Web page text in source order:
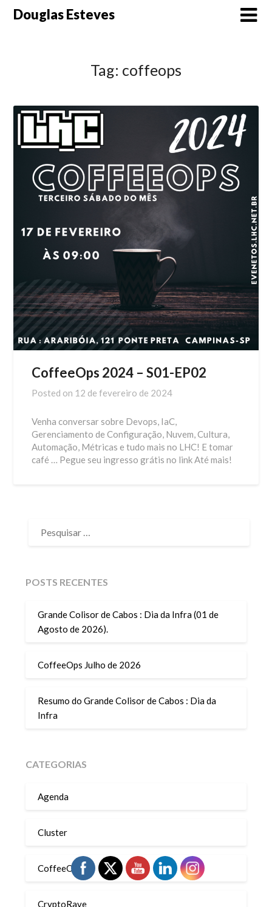
SkipDouglas Esteves
Tag: coffeops
CoffeeOps 2024 – S01-EP02
Posted on 12 de fevereiro de 2024
Venha conversar sobre Devops, IaC,
Gerenciamento de Configuração, Nuvem, Cultura,
Automação, Métricas e tudo mais no LHC! E tomar
café … Pegue seu ingresso grátis no link Até mais!
POR:
POSTS RECENTES
Grande Colisor de Cabos : Dia da Infra (01 de
Agosto de 2026).
CoffeeOps Julho de 2026
Resumo do Grande Colisor de Cabos : Dia da
Infra
CATEGORIAS
Agenda
Cluster
CoffeeOps
CryptoRave